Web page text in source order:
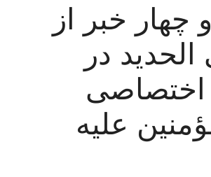
خبر از
الحدید در
اختصاصی
علیه